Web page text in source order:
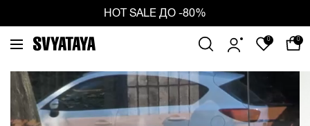
HOT SALE ДО -80%
0 0